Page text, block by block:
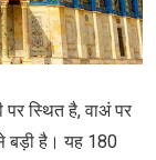
पर स्थित है, वाअं पर
बड़ी है। यह 180